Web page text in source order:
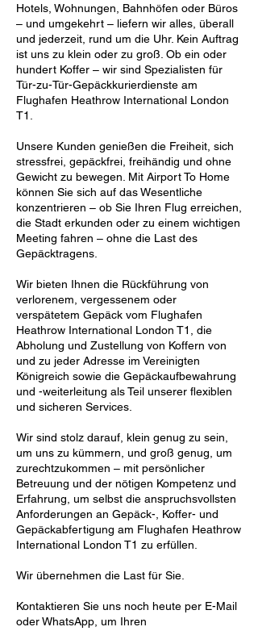
Hotels, Wohnungen, Bahnhöfen oder Büros
– und umgekehrt – liefern wir alles, überall
und jederzeit, rund um die Uhr. Kein Auftrag
ist uns zu klein oder zu groß. Ob ein oder
hundert Koffer – wir sind Spezialisten für
Tür-zu-Tür-Gepäckkurierdienste am
Flughafen Heathrow International London
T1.
Unsere Kunden genießen die Freiheit, sich
stressfrei, gepäckfrei, freihändig und ohne
Gewicht zu bewegen. Mit Airport To Home
können Sie sich auf das Wesentliche
konzentrieren – ob Sie Ihren Flug erreichen,
die Stadt erkunden oder zu einem wichtigen
Meeting fahren – ohne die Last des
Gepäcktragens.
Wir bieten Ihnen die Rückführung von
verlorenem, vergessenem oder
verspätetem Gepäck vom Flughafen
Heathrow International London T1, die
Abholung und Zustellung von Koffern von
und zu jeder Adresse im Vereinigten
Königreich sowie die Gepäckaufbewahrung
und -weiterleitung als Teil unserer flexiblen
und sicheren Services.
Wir sind stolz darauf, klein genug zu sein,
um uns zu kümmern, und groß genug, um
zurechtzukommen – mit persönlicher
Betreuung und der nötigen Kompetenz und
Erfahrung, um selbst die anspruchsvollsten
Anforderungen an Gepäck-, Koffer- und
Gepäckabfertigung am Flughafen Heathrow
International London T1 zu erfüllen.
Wir übernehmen die Last für Sie.
Kontaktieren Sie uns noch heute per E-Mail
oder WhatsApp, um Ihren